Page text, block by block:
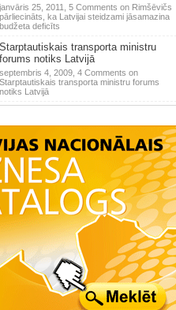
janvāris 25, 2011, 5 Comments on Rimšēvičs
pārliecināts, ka Latvijai steidzami jāsamazina
budžeta deficīts
Starptautiskais transporta ministru
forums notiks Latvijā
septembris 4, 2009, 4 Comments on
Starptautiskais transporta ministru forums
notiks Latvijā